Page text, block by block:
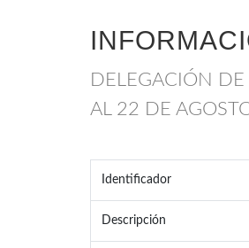
DELEGACIÓN
AL 22 DE
Identificador
Descripción